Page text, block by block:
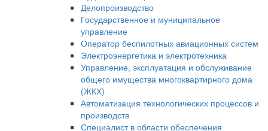
Делопроизводство
Государственное и муниципальное
управление
Оператор беспилотных авиационных систем
Электроэнергетика и электротехника
Управление, эксплуатация и обслуживание
общего имущества многоквартирного дома
(ЖКХ)
Автоматизация технологических процессов и
производств
Специалист в области обеспечения